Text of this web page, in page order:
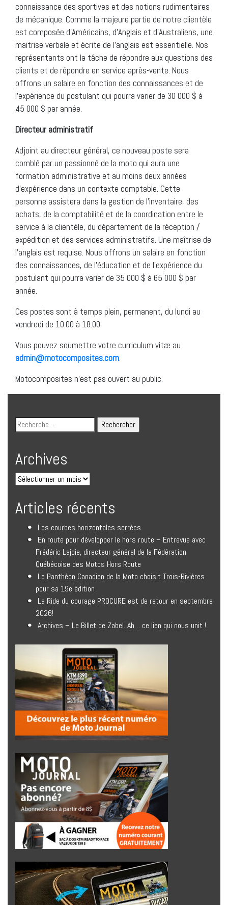
connaissance des sportives et des notions rudimentaires
de mécanique. Comme la majeure partie de notre clientèle
est composée d’Américains, d’Anglais et d’Australiens, une
maitrise verbale et écrite de l’anglais est essentielle. Nos
représentants ont la tâche de répondre aux questions des
clients et de répondre en service après-vente. Nous
offrons un salaire en fonction des connaissances et de
l’expérience du postulant qui pourra varier de 30 000 $ à
45 000 $ par année.
Directeur administratif
Adjoint au directeur général, ce nouveau poste sera
comblé par un passionné de la moto qui aura une
formation administrative et au moins deux années
d’expérience dans un contexte comptable. Cette
personne assistera dans la gestion de l’inventaire, des
achats, de la comptabilité et de la coordination entre le
service à la clientèle, du département de la réception /
expédition et des services administratifs. Une maîtrise de
l’anglais est requise. Nous offrons un salaire en fonction
des connaissances, de l’éducation et de l’expérience du
postulant qui pourra varier de 35 000 $ à 65 000 $ par
année.
Ces postes sont à temps plein, permanent, du lundi au
vendredi de 10:00 à 18:00.
Vous pouvez soumettre votre curriculum vitæ au
admin@motocomposites.com.
Motocomposites n’est pas ouvert au public.
Archives
Articles récents
Les courbes horizontales serrées
En route pour développer le hors route – Entrevue avec
Frédéric Lajoie, directeur général de la Fédération
Québécoise des Motos Hors Route
Le Panthéon Canadien de la Moto choisit Trois-Rivières
pour sa 19e édition
La Ride du courage PROCURE est de retour en septembre
2026!
Archives – Le Billet de Zabel. Ah… ce lien qui nous unit !